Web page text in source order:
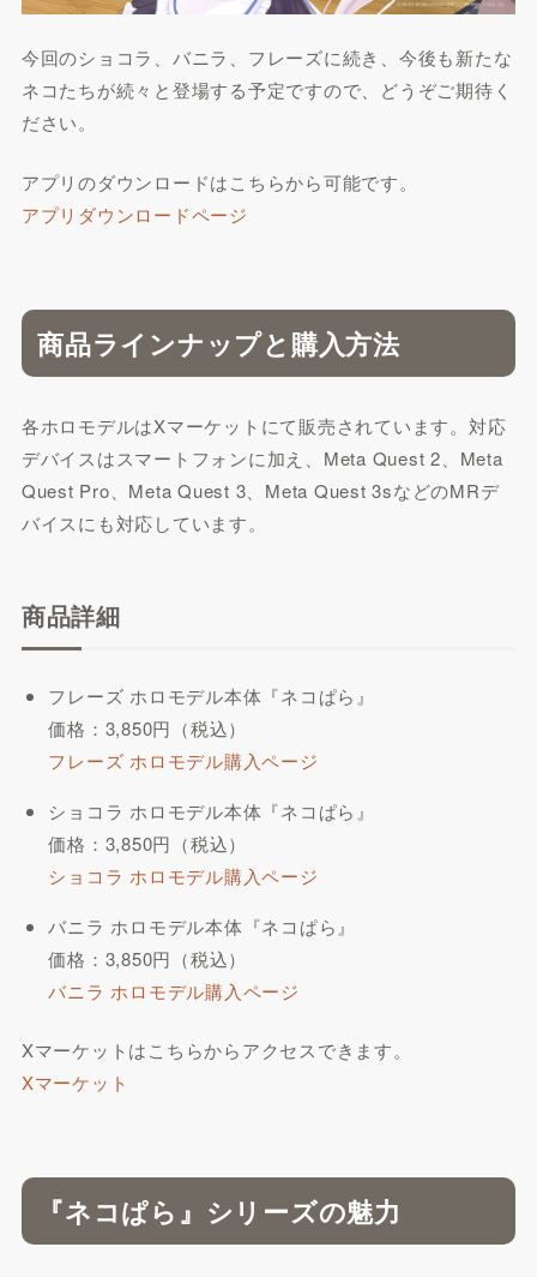
今回のショコラ、バニラ、フレーズに続き、今後も新たな
ネコたちが続々と登場する予定ですので、どうぞご期待く
ださい。
アプリのダウンロードはこちらから可能です。
アプリダウンロードページ
商品ラインナップと購入方法
各ホロモデルはXマーケットにて販売されています。対応
デバイスはスマートフォンに加え、Meta Quest 2、Meta
Quest Pro、Meta Quest 3、Meta Quest 3sなどのMRデ
バイスにも対応しています。
商品詳細
フレーズ ホロモデル本体『ネコぱら』
価格：3,850円（税込）
フレーズ ホロモデル購入ページ
ショコラ ホロモデル本体『ネコぱら』
価格：3,850円（税込）
ショコラ ホロモデル購入ページ
バニラ ホロモデル本体『ネコぱら』
価格：3,850円（税込）
バニラ ホロモデル購入ページ
Xマーケットはこちらからアクセスできます。
Xマーケット
『ネコぱら』シリーズの魅力